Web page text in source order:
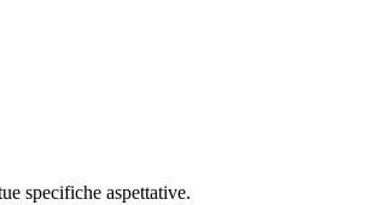
specifiche aspettative.